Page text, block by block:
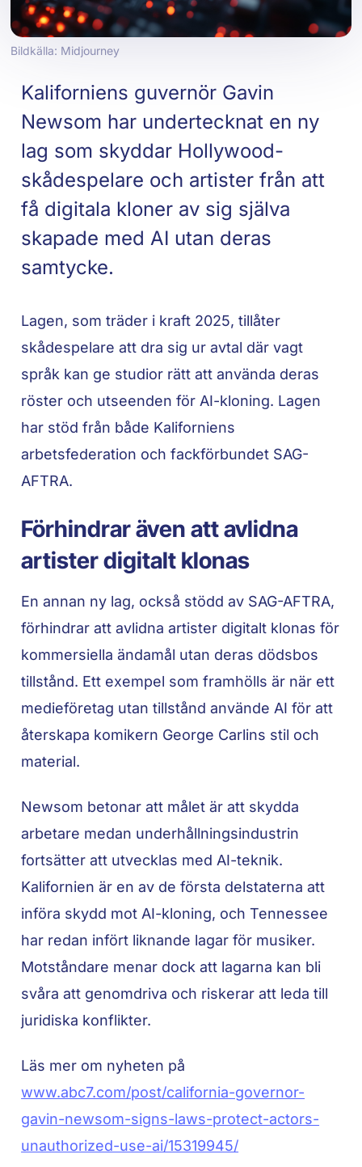
Bildkälla: Midjourney
Kaliforniens guvernör Gavin
Newsom har undertecknat en ny
lag som skyddar Hollywood-
skådespelare och artister från att
få digitala kloner av sig själva
skapade med AI utan deras
samtycke.
Lagen, som träder i kraft 2025, tillåter
skådespelare att dra sig ur avtal där vagt
språk kan ge studior rätt att använda deras
röster och utseenden för AI-kloning. Lagen
har stöd från både Kaliforniens
arbetsfederation och fackförbundet SAG-
AFTRA.
Förhindrar även att avlidna
artister digitalt klonas
En annan ny lag, också stödd av SAG-AFTRA,
förhindrar att avlidna artister digitalt klonas för
kommersiella ändamål utan deras dödsbos
tillstånd. Ett exempel som framhölls är när ett
medieföretag utan tillstånd använde AI för att
återskapa komikern George Carlins stil och
material.
Newsom betonar att målet är att skydda
arbetare medan underhållningsindustrin
fortsätter att utvecklas med AI-teknik.
Kalifornien är en av de första delstaterna att
införa skydd mot AI-kloning, och Tennessee
har redan infört liknande lagar för musiker.
Motståndare menar dock att lagarna kan bli
svåra att genomdriva och riskerar att leda till
juridiska konflikter.
Läs mer om nyheten på
www.abc7.com/post/california-governor-
gavin-newsom-signs-laws-protect-actors-
unauthorized-use-ai/15319945/